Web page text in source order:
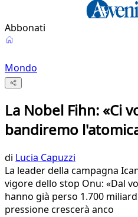
Abbonati
Mondo
La Nobel Fihn: «Ci
bandiremo
di Lucia Capuzzi
La leader della campagna
vigore dello stop Onu: «Dal
hanno già perso 1.700
pressione crescerà anco